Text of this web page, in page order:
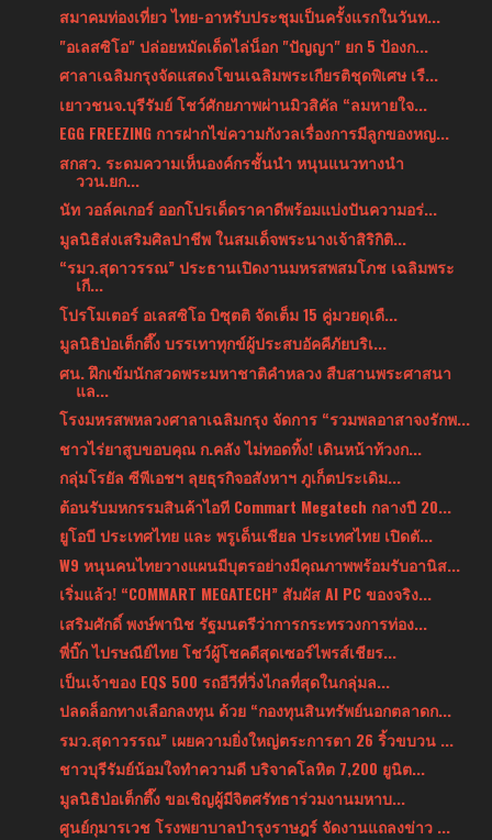
สมาคมท่องเที่ยว ไทย-อาหรับประชุมเป็นครั้งแรกในวันท...
"อเลสซิโอ" ปล่อยหมัดเด็ดไล่น็อก "ปัญญา" ยก 5 ป้องก...
ศาลาเฉลิมกรุงจัดแสดงโขนเฉลิมพระเกียรติชุดพิเศษ เรื...
เยาวชนจ.บุรีรัมย์ โชว์ศักยภาพผ่านมิวสิคัล “ลมหายใจ...
EGG FREEZING การฝากไข่ความกังวลเรื่องการมีลูกของหญ...
สกสว. ระดมความเห็นองค์กรชั้นนำ หนุนแนวทางนำ
ววน.ยก...
นัท วอล์คเกอร์ ออกโปรเด็ดราคาดีพร้อมแบ่งปันความอร่...
มูลนิธิส่งเสริมศิลปาชีพ ในสมเด็จพระนางเจ้าสิริกิติ...
“รมว.สุดาวรรณ” ประธานเปิดงานมหรสพสมโภช เฉลิมพระ
เกี...
โปรโมเตอร์ อเลสซิโอ บิซุตติ จัดเต็ม 15 คู่มวยดุเดื...
มูลนิธิป่อเต็กตึ๊ง บรรเทาทุกข์ผู้ประสบอัคคีภัยบริเ...
ศน. ฝึกเข้มนักสวดพระมหาชาติคำหลวง สืบสานพระศาสนา
แล...
โรงมหรสพหลวงศาลาเฉลิมกรุง จัดการ “รวมพลอาสาจงรักพ...
ชาวไร่ยาสูบขอบคุณ ก.คลัง ไม่ทอดทิ้ง! เดินหน้าท้วงก...
กลุ่มโรยัล ซีพีเอชฯ ลุยธุรกิจอสังหาฯ ภูเก็ตประเดิม...
ต้อนรับมหกรรมสินค้าไอที Commart Megatech กลางปี 20...
ยูโอบี ประเทศไทย และ พรูเด็นเชียล ประเทศไทย เปิดตั...
W9 หนุนคนไทยวางแผนมีบุตรอย่างมีคุณภาพพร้อมรับอานิส...
เริ่มแล้ว! “COMMART MEGATECH” สัมผัส AI PC ของจริง...
เสริมศักดิ์ พงษ์พานิช รัฐมนตรีว่าการกระทรวงการท่อง...
พี่บิ๊ก ไปรษณีย์ไทย โชว์ผู้โชคดีสุดเซอร์ไพรส์เชียร...
เป็นเจ้าของ EQS 500 รถอีวีที่วิ่งไกลที่สุดในกลุ่มล...
ปลดล็อกทางเลือกลงทุน ด้วย “กองทุนสินทรัพย์นอกตลาดก...
รมว.สุดาวรรณ” เผยความยิ่งใหญ่ตระการตา 26 ริ้วขบวน ...
ชาวบุรีรัมย์น้อมใจทำความดี บริจาคโลหิต 7,200 ยูนิต...
มูลนิธิป่อเต็กตึ๊ง ขอเชิญผู้มีจิตศรัทธาร่วมงานมหาบ...
ศูนย์กุมารเวช โรงพยาบาลบำรุงราษฎร์ จัดงานแถลงข่าว ...